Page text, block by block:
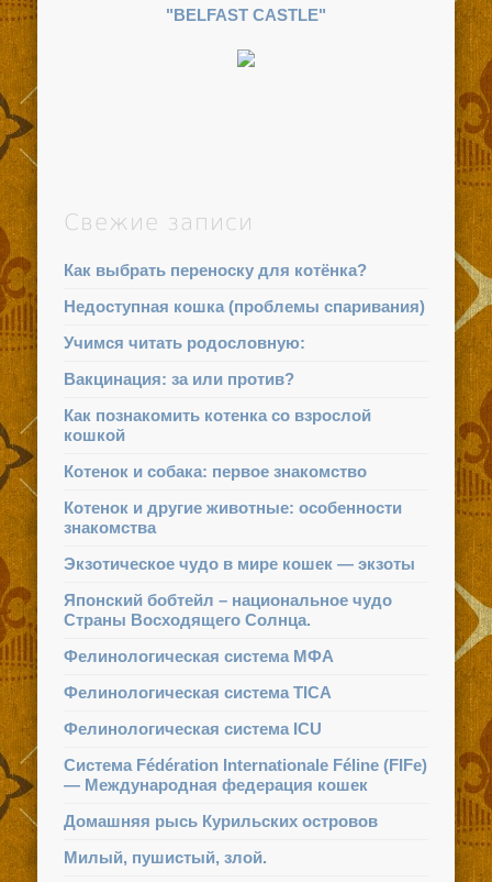
"BELFAST CASTLE"
Свежие записи
Как выбрать переноску для котёнка?
Недоступная кошка (проблемы спаривания)
Учимся читать родословную:
Вакцинация: за или против?
Как познакомить котенка со взрослой
кошкой
Котенок и собака: первое знакомство
Котенок и другие животные: особенности
знакомства
Экзотическое чудо в мире кошек — экзоты
Японский бобтейл – национальное чудо
Страны Восходящего Солнца.
Фелинологическая система МФА
Фелинологическая система TICA
Фелинологическая система ICU
Система Fédération Internationale Féline (FIFe)
— Международная федерация кошек
Домашняя рысь Курильских островов
Милый, пушистый, злой.